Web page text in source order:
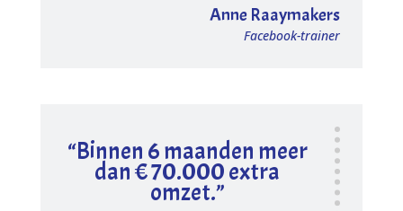
Anne Raaymakers
Facebook-trainer
“Binnen 6 maanden meer
dan € 70.000 extra
omzet.”